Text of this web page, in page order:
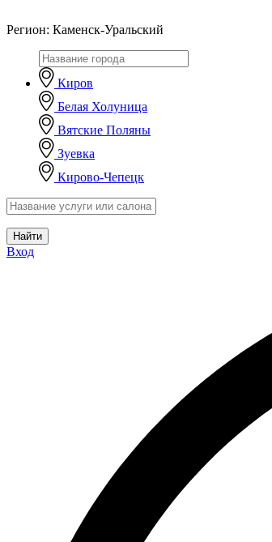
Регион: Каменск-Уральский
Киров
Белая Холуница
Вятские Поляны
Зуевка
Кирово-Чепецк
Найти
Вход